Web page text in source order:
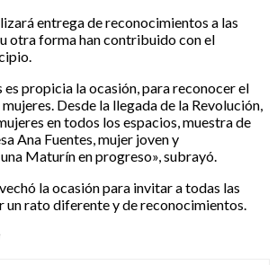
entrega de reconocimientos a las
otra forma han contribuido con el
es propicia la ocasión, para reconocer el
Desde la llegada de la Revolución,
en todos los espacios, muestra de
Ana Fuentes, mujer joven y
Maturín en progreso», subrayó.
la ocasión para invitar a todas las
un rato diferente y de reconocimientos.